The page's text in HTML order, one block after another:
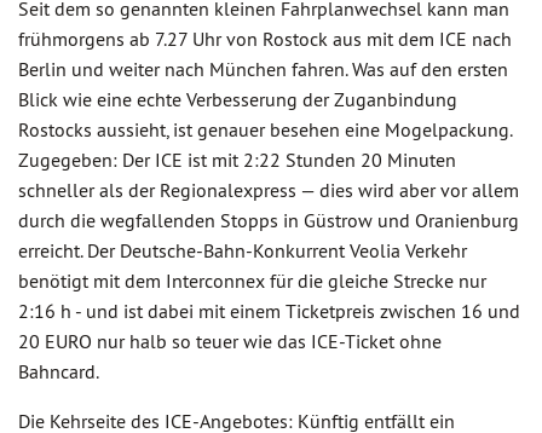
Seit dem so genannten kleinen Fahrplanwechsel kann man
frühmorgens ab 7.27 Uhr von Rostock aus mit dem ICE nach
Berlin und weiter nach München fahren. Was auf den ersten
Blick wie eine echte Verbesserung der Zuganbindung
Rostocks aussieht, ist genauer besehen eine Mogelpackung.
Zugegeben: Der ICE ist mit 2:22 Stunden 20 Minuten
schneller als der Regionalexpress — dies wird aber vor allem
durch die wegfallenden Stopps in Güstrow und Oranienburg
erreicht. Der Deutsche-Bahn-Konkurrent Veolia Verkehr
benötigt mit dem Interconnex für die gleiche Strecke nur
2:16 h - und ist dabei mit einem Ticketpreis zwischen 16 und
20 EURO nur halb so teuer wie das ICE-Ticket ohne
Bahncard.
Die Kehrseite des ICE-Angebotes: Künftig entfällt ein